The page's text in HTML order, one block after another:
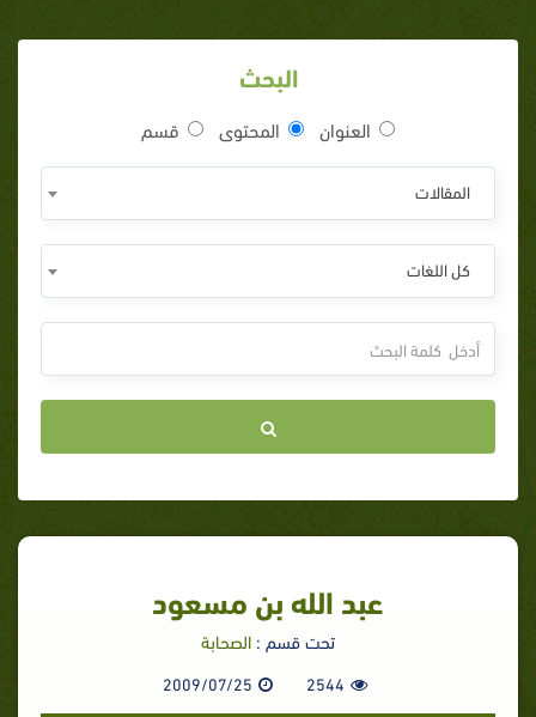
البحث
العنوان المحتوى قسم
المقالات
كل اللغات
عبد الله بن مسعود
تحت قسم : الصحابة
2544
2009/07/25